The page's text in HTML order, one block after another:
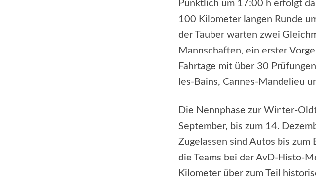
Pünktlich um 17:00 h erfolgt
100 Kilometer langen Runde
der Tauber warten zwei
Mannschaften, ein erster
Fahrtage mit über 30
les-Bains, Cannes-Mandelieu
Die Nennphase zur Winter-
September, bis zum 14.
Zugelassen sind Autos bis
die Teams bei der AvD-Histo-
Kilometer über zum Teil